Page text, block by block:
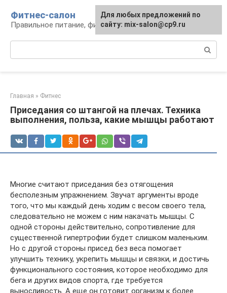
контенту
Фитнес-салон
Правильное питание, фитнес, образ жизни
Главная » Фитнес
Приседания со штангой на плечах. Техника
выполнения, польза, какие мышцы работают
Многие считают приседания без отягощения
бесполезным упражнением. Звучат аргументы вроде
того, что мы каждый день ходим с весом своего тела,
следовательно не можем с ним накачать мышцы. С
одной стороны действительно, сопротивление для
существенной гипертрофии будет слишком маленьким.
Но с другой стороны присед без веса помогает
улучшить технику, укрепить мышцы и связки, и достичь
функционального состояния, которое необходимо для
бега и других видов спорта, где требуется
выносливость. А еще он готовит организм к более
Для любых предложений по
сайту: mix-salon@cp9.ru